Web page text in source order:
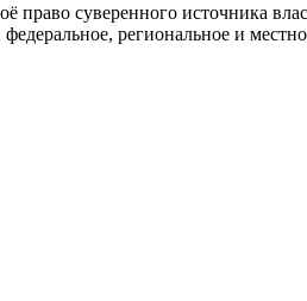
право суверенного источника
региональное и